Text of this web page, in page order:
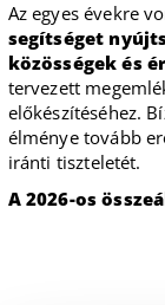
Az egyes évekre
segítséget
közösségek és
tervezett
előkészítéséhez.
élménye tovább
iránti tiszteletét.
A 2026-os